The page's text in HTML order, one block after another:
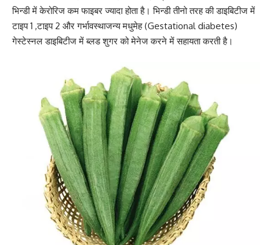
भिन्डी में केरोरिज कम फाइबर ज्यादा होता है। भिन्डी तीनो तरह की डाइबिटीज में
टाइप 1 ,टाइप 2 औरगर्भावस्थाजन्य मधुमेह (Gestational diabetes)
गेस्टेस्नल डाइबिटीज में ब्लड शुगर को मेनेज करने में सहायता करती है।